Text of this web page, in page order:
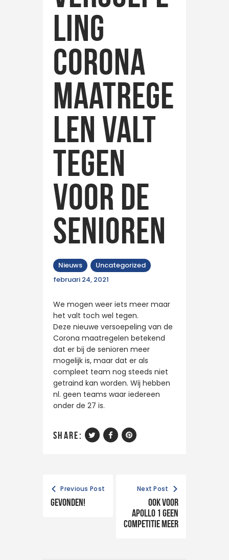
ling
Corona
maatrege
len valt
tegen
voor de
senioren
Nieuws
Uncategorized
februari 24, 2021
We mogen weer iets meer maar
het valt toch wel tegen.
Deze nieuwe versoepeling van de
Corona maatregelen betekend
dat er bij de senioren meer
mogelijk is, maar dat er als
compleet team nog steeds niet
getraind kan worden. Wij hebben
nl. geen teams waar iedereen
onder de 27 is.
share:
Previous Post
Gevonden!
Next Post
Ook voor
Apollo 1 geen
competitie meer